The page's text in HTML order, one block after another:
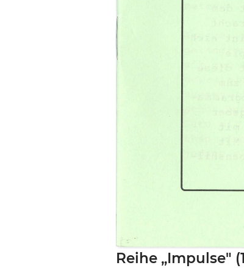
Reihe „Impulse"